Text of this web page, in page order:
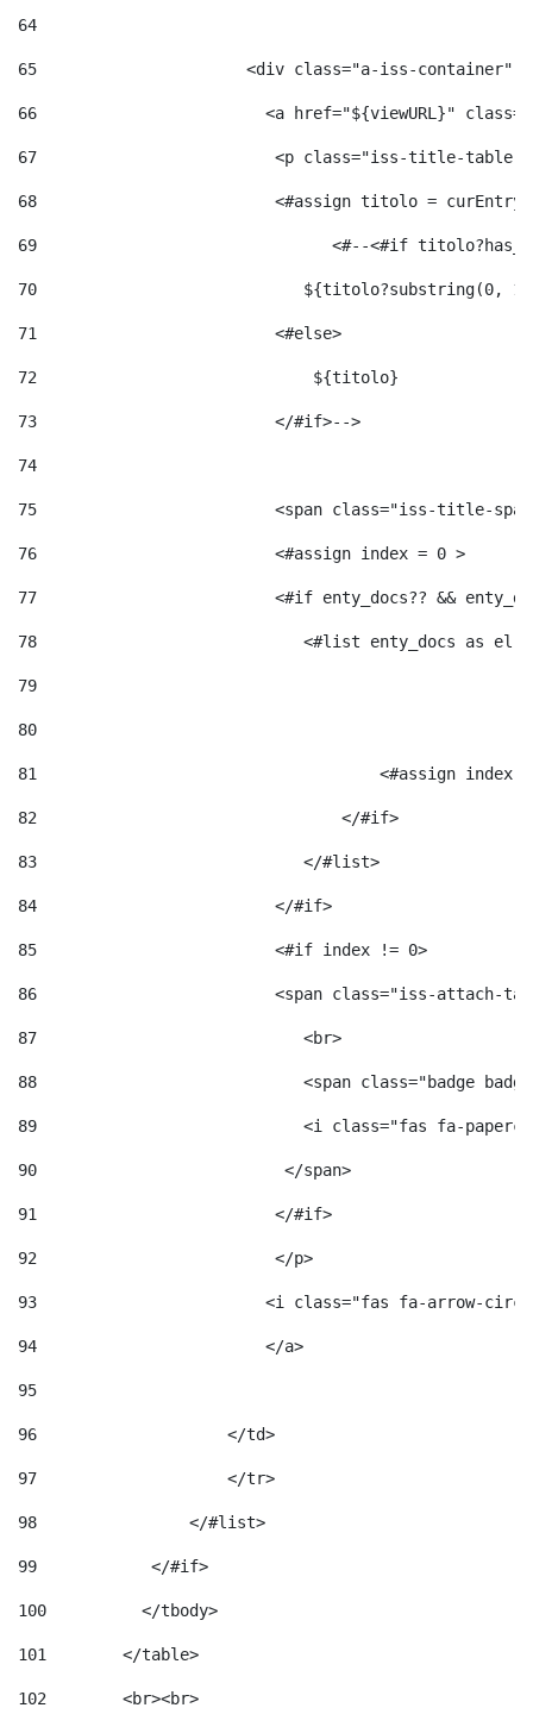
64
65
<div class="a-iss-container"
66
<a href="${viewURL}"
67
<p class="iss-title-
68
<#assign titolo =
69
<#--
70
${titolo?substring(0,
71
                         <#else>
72
                             ${titolo}
73
                         </#if>-->
74
75
<span class="iss-title-
76
                         <#assign index = 0 >
77
<#if enty_docs?? &&
78
<#list enty_docs as el
79
80
81
<#assign index
82
                                </#if>
83
                            </#list>
84
                         </#if>
85
                         <#if index != 0>
86
<span class="iss-attach-
87
                            <br>
88
<span class="badge
89
<i class="fas fa-
90
</
91
</
92
                         </p>
93
<i class="fas fa-arrow-
94
                        </a>
95
96
                    </td>
97
                    </tr>
98
                </#list>
99
            </#if>
100
          </tbody>
101
        </table>
102
        <br><br>